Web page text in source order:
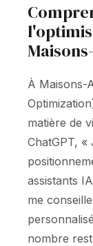
À Maisons-
matière de
ChatGPT,
assistants
me
nombre